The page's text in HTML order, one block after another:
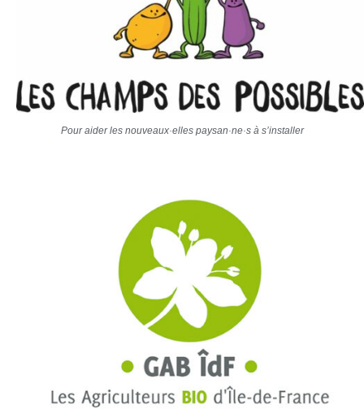
Pour aider les nouveaux·elles paysan·ne·s à s’installer